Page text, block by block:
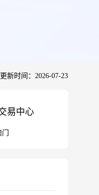
更新时间：2026-07-23
易中心